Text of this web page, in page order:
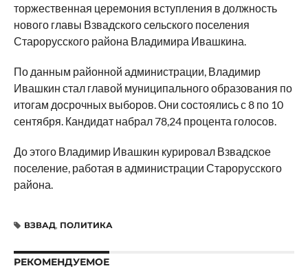
торжественная церемония вступления в должность
нового главы Взвадского сельского поселения
Старорусского района Владимира Ивашкина.
По данным районной администрации, Владимир
Ивашкин стал главой муниципального образования по
итогам досрочных выборов. Они состоялись с 8 по 10
сентября. Кандидат набрал 78,24 процента голосов.
До этого Владимир Ивашкин курировал Взвадское
поселение, работая в администрации Старорусского
района.
ВЗВАД, ПОЛИТИКА
РЕКОМЕНДУЕМОЕ